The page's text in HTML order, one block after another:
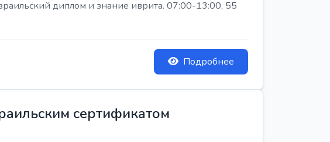
диплом и знание иврита. 07:00-13:00, 55
Подробнее
сертификатом